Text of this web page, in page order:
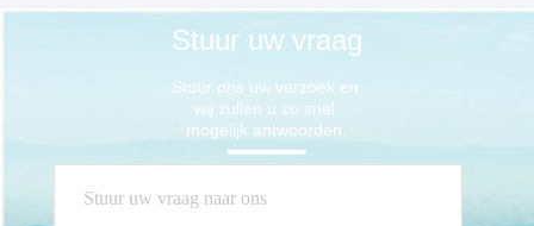
Stuur uw vraag
Stuur ons uw verzoek en
wij zullen u zo snel
mogelijk antwoorden.